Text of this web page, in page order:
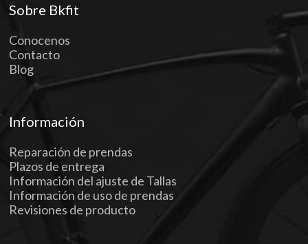
Sobre Bkfit
Conocenos
Contacto
Blog
Información
Reparación de prendas
Plazos de entrega
Información del ajuste de Tallas
Información de uso de prendas
Revisiones de producto